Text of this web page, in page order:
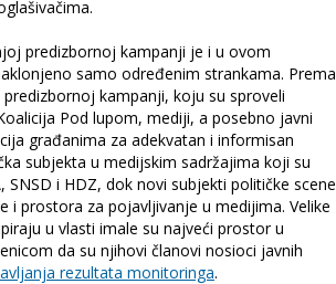
predizbornoj kampanji je i u ovom
samo određenim strankama. Prema
kampanji, koju su sproveli
Pod lupom, mediji, a posebno javni
građanima za adekvatan i informisan
subjekta u medijskim sadržajima koji su
SNSD i HDZ, dok novi subjekti političke scene
i prostora za pojavljivanje u medijima. Velike
u vlasti imale su najveći prostor u
da su njihovi članovi nosioci javnih
rezultata monitoringa.